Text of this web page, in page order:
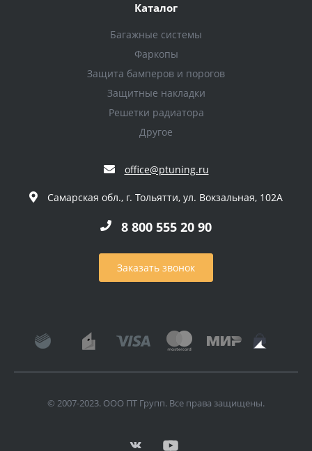
Каталог
Багажные системы
Фаркопы
Защита бамперов и порогов
Защитные накладки
Решетки радиатора
Другое
office@ptuning.ru
Самарская обл., г. Тольятти, ул. Вокзальная, 102А
8 800 555 20 90
Заказать звонок
© 2007-2023. ООО ПТ Групп. Все права защищены.